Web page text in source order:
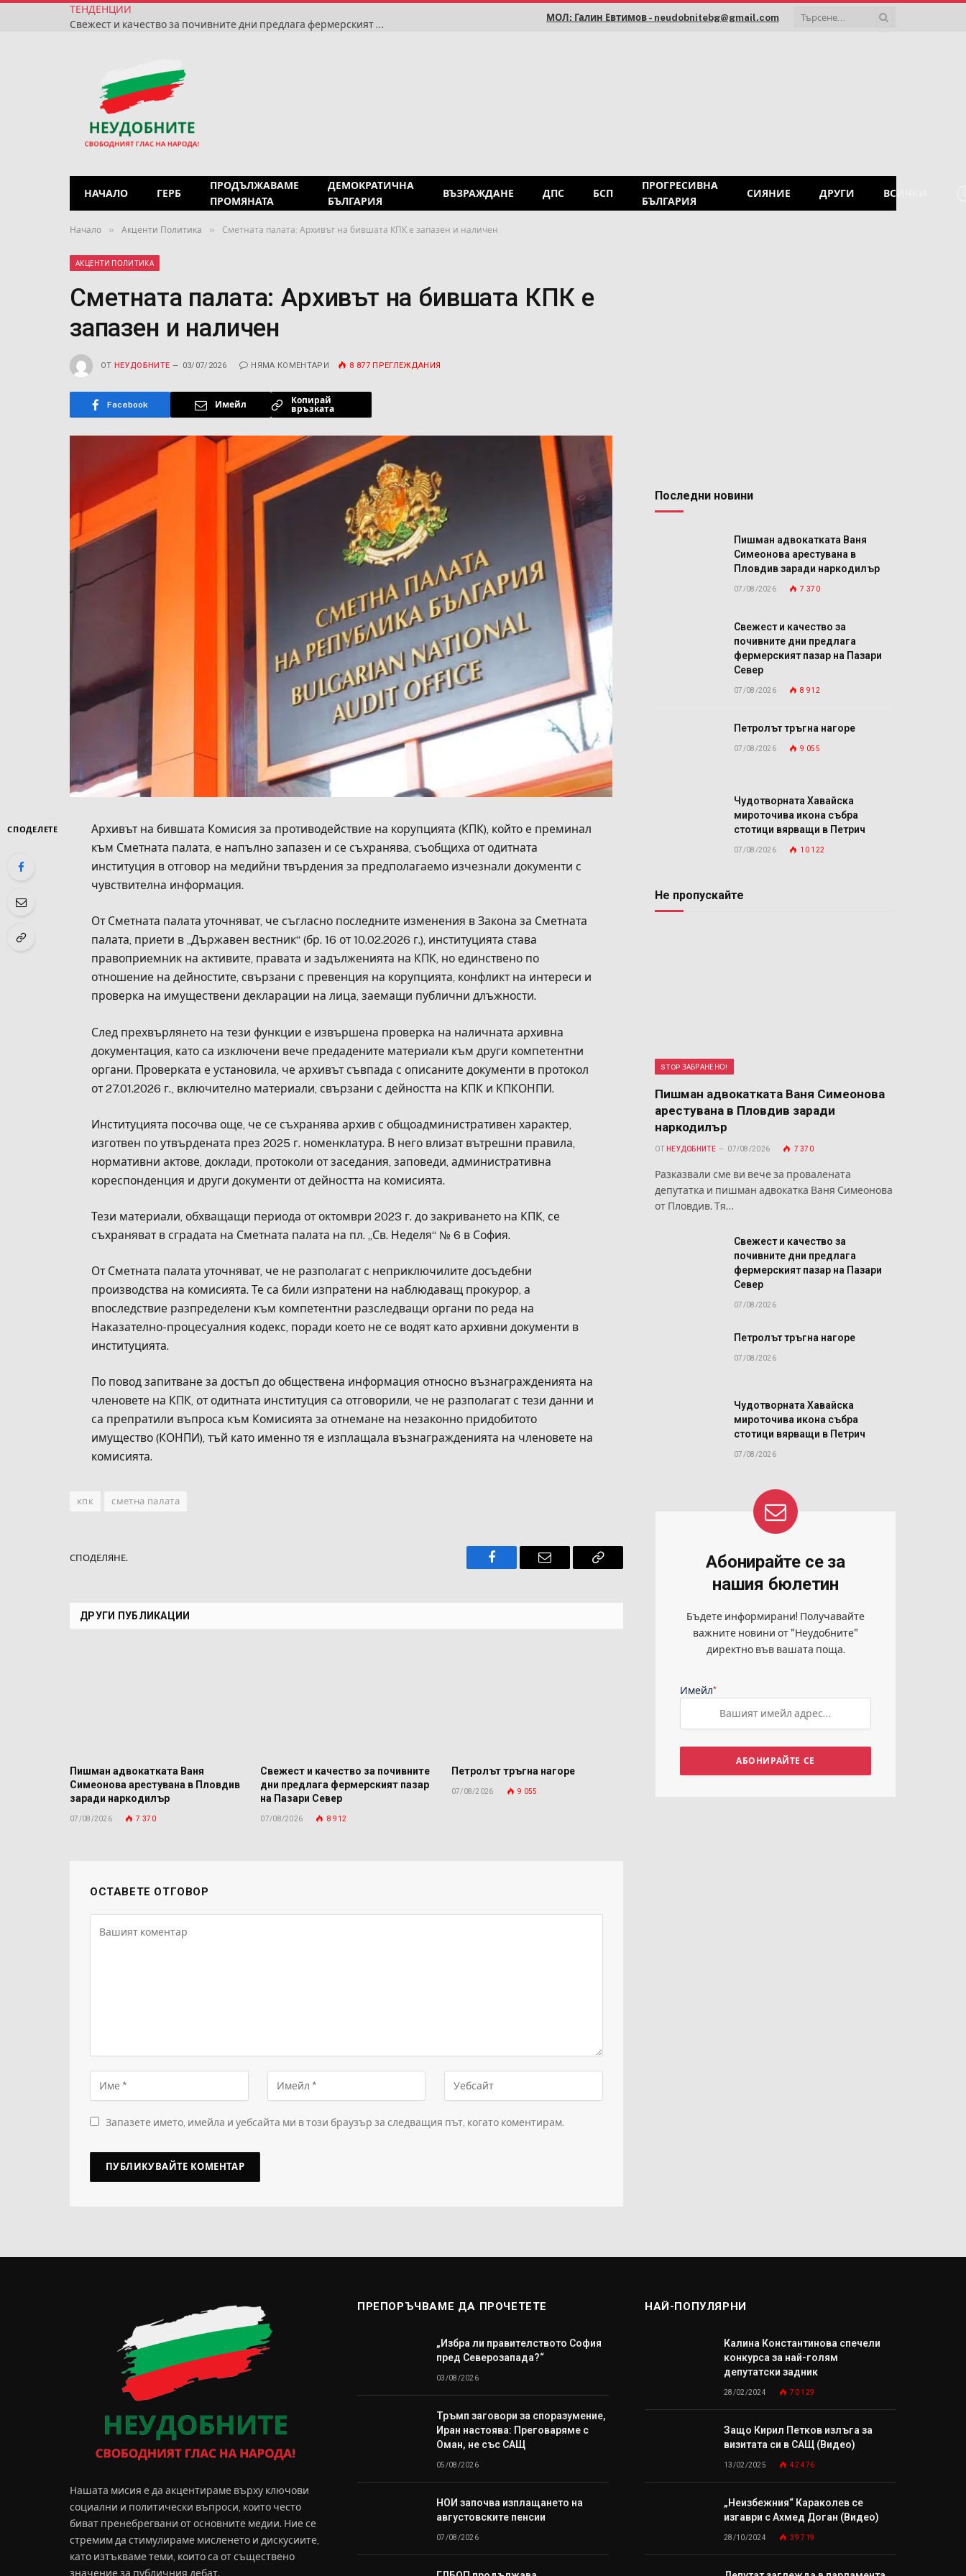
ТЕНДЕНЦИИ
Свежест и качество за почивните дни предлага фермерският пазар на Пазари Север
МОЛ: Галин Евтимов - neudobnitebg@gmail.com
НАЧАЛО ГЕРБ
ПРОДЪЛЖАВАМЕ
ПРОМЯНАТА
ДЕМОКРАТИЧНА
БЪЛГАРИЯ
ВЪЗРАЖДАНЕ ДПС БСП
ПРОГРЕСИВНА
БЪЛГАРИЯ
СИЯНИЕ ДРУГИ ВСИЧКИ
Начало » Акценти Политика » Сметната палата: Архивът на бившата КПК е запазен и наличен
АКЦЕНТИ ПОЛИТИКА
Сметната палата: Архивът на бившата КПК е
запазен и наличен
ОТ НЕУДОБНИТЕ 03/07/2026 НЯМА КОМЕНТАРИ 8 877 ПРЕГЛЕЖДАНИЯ
Facebook Имейл
Копирай
връзката
СПОДЕЛЕТЕ
Архивът на бившата Комисия за противодействие на корупцията (КПК), който е преминал
към Сметната палата, е напълно запазен и се съхранява, съобщиха от одитната
институция в отговор на медийни твърдения за предполагаемо изчезнали документи с
чувствителна информация.
От Сметната палата уточняват, че съгласно последните изменения в Закона за Сметната
палата, приети в „Държавен вестник“ (бр. 16 от 10.02.2026 г.), институцията става
правоприемник на активите, правата и задълженията на КПК, но единствено по
отношение на дейностите, свързани с превенция на корупцията, конфликт на интереси и
проверка на имуществени декларации на лица, заемащи публични длъжности.
След прехвърлянето на тези функции е извършена проверка на наличната архивна
документация, като са изключени вече предадените материали към други компетентни
органи. Проверката е установила, че архивът съвпада с описаните документи в протокол
от 27.01.2026 г., включително материали, свързани с дейността на КПК и КПКОНПИ.
Институцията посочва още, че се съхранява архив с общоадминистративен характер,
изготвен по утвърдената през 2025 г. номенклатура. В него влизат вътрешни правила,
нормативни актове, доклади, протоколи от заседания, заповеди, административна
кореспонденция и други документи от дейността на комисията.
Тези материали, обхващащи периода от октомври 2023 г. до закриването на КПК, се
съхраняват в сградата на Сметната палата на пл. „Св. Неделя“ № 6 в София.
От Сметната палата уточняват, че не разполагат с неприключилите досъдебни
производства на комисията. Те са били изпратени на наблюдаващ прокурор, а
впоследствие разпределени към компетентни разследващи органи по реда на
Наказателно-процесуалния кодекс, поради което не се водят като архивни документи в
институцията.
По повод запитване за достъп до обществена информация относно възнагражденията на
членовете на КПК, от одитната институция са отговорили, че не разполагат с тези данни и
са препратили въпроса към Комисията за отнемане на незаконно придобитото
имущество (КОНПИ), тъй като именно тя е изплащала възнагражденията на членовете на
комисията.
кпк сметна палата
СПОДЕЛЯНЕ.
Facebook Имейл
Копирай
ДРУГИ ПУБЛИКАЦИИ
Пишман адвокатката Ваня
Симеонова арестувана в Пловдив
заради наркодилър
07/08/2026 7 370
Свежест и качество за почивните
дни предлага фермерският пазар
на Пазари Север
07/08/2026 8 912
Петролът тръгна нагоре
07/08/2026 9 055
ОСТАВЕТЕ ОТГОВОР
Запазете името, имейла и уебсайта ми в този браузър за следващия път, когато коментирам.
Последни новини
Пишман адвокатката Ваня
Симеонова арестувана в
Пловдив заради наркодилър
07/08/2026 7 370
Свежест и качество за
почивните дни предлага
фермерският пазар на Пазари
Север
07/08/2026 8 912
Петролът тръгна нагоре
07/08/2026 9 055
Чудотворната Хавайска
мироточива икона събра
стотици вярващи в Петрич
07/08/2026 10 122
Не пропускайте
STOP ЗАБРАНЕНО!
Пишман адвокатката Ваня Симеонова
арестувана в Пловдив заради
наркодилър
ОТ НЕУДОБНИТЕ 07/08/2026 7 370
Разказвали сме ви вече за провалената
депутатка и пишман адвокатка Ваня Симеонова
от Пловдив. Тя…
Свежест и качество за
почивните дни предлага
фермерският пазар на Пазари
Север
07/08/2026
Петролът тръгна нагоре
07/08/2026
Чудотворната Хавайска
мироточива икона събра
стотици вярващи в Петрич
07/08/2026
Абонирайте се за
нашия бюлетин
Бъдете информирани! Получавайте
важните новини от "Неудобните"
директно във вашата поща.
Имейл*
Нашата мисия е да акцентираме върху ключови
социални и политически въпроси, които често
биват пренебрегвани от основните медии. Ние се
стремим да стимулираме мисленето и дискусиите,
като изтъкваме теми, които са от съществено
значение за публичния дебат.
ПРЕПОРЪЧВАМЕ ДА ПРОЧЕТЕТЕ
„Избра ли правителството София
пред Северозапада?“
03/08/2026
Тръмп заговори за споразумение,
Иран настоява: Преговаряме с
Оман, не със САЩ
05/08/2026
НОИ започва изплащането на
августовските пенсии
07/08/2026
НАЙ-ПОПУЛЯРНИ
Калина Константинова спечели
конкурса за най-голям
депутатски задник
28/02/2024 70 129
Защо Кирил Петков излъга за
визитата си в САЩ (Видео)
13/02/2025 42 476
„Неизбежния“ Караколев се
изгаври с Ахмед Доган (Видео)
28/10/2024 39 719